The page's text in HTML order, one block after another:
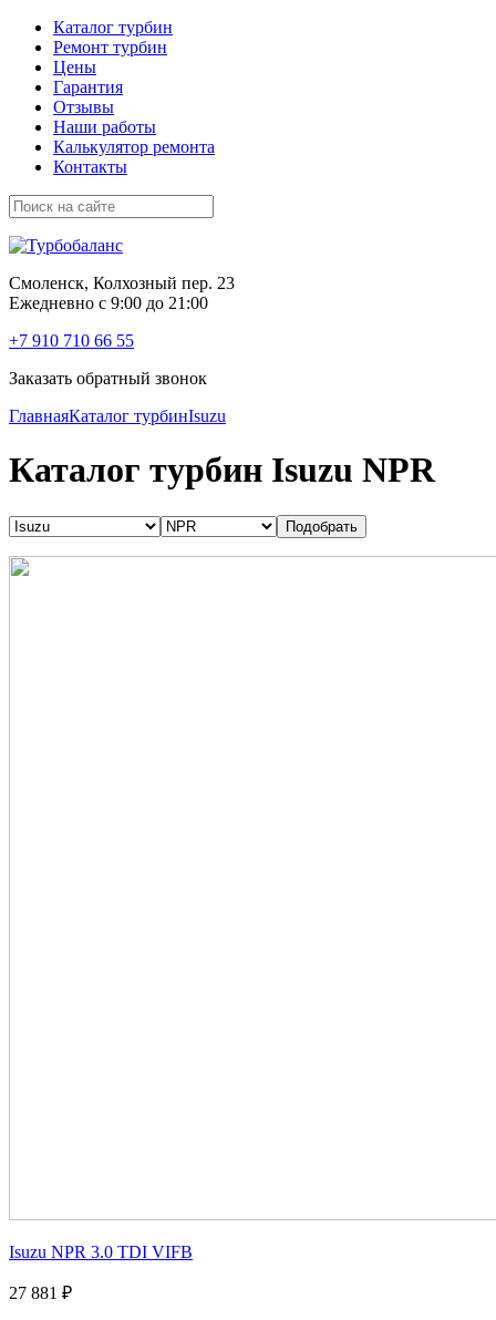
Каталог турбин
Ремонт турбин
Цены
Гарантия
Отзывы
Наши работы
Калькулятор ремонта
Контакты
Смоленск, Колхозный пер. 23
Ежедневно с 9:00 до 21:00
+7 910 710 66 55
Заказать обратный звонок
ГлавнаяКаталог турбинIsuzu
Каталог турбин Isuzu NPR
Isuzu NPR 3.0 TDI VIFB
27 881 ₽